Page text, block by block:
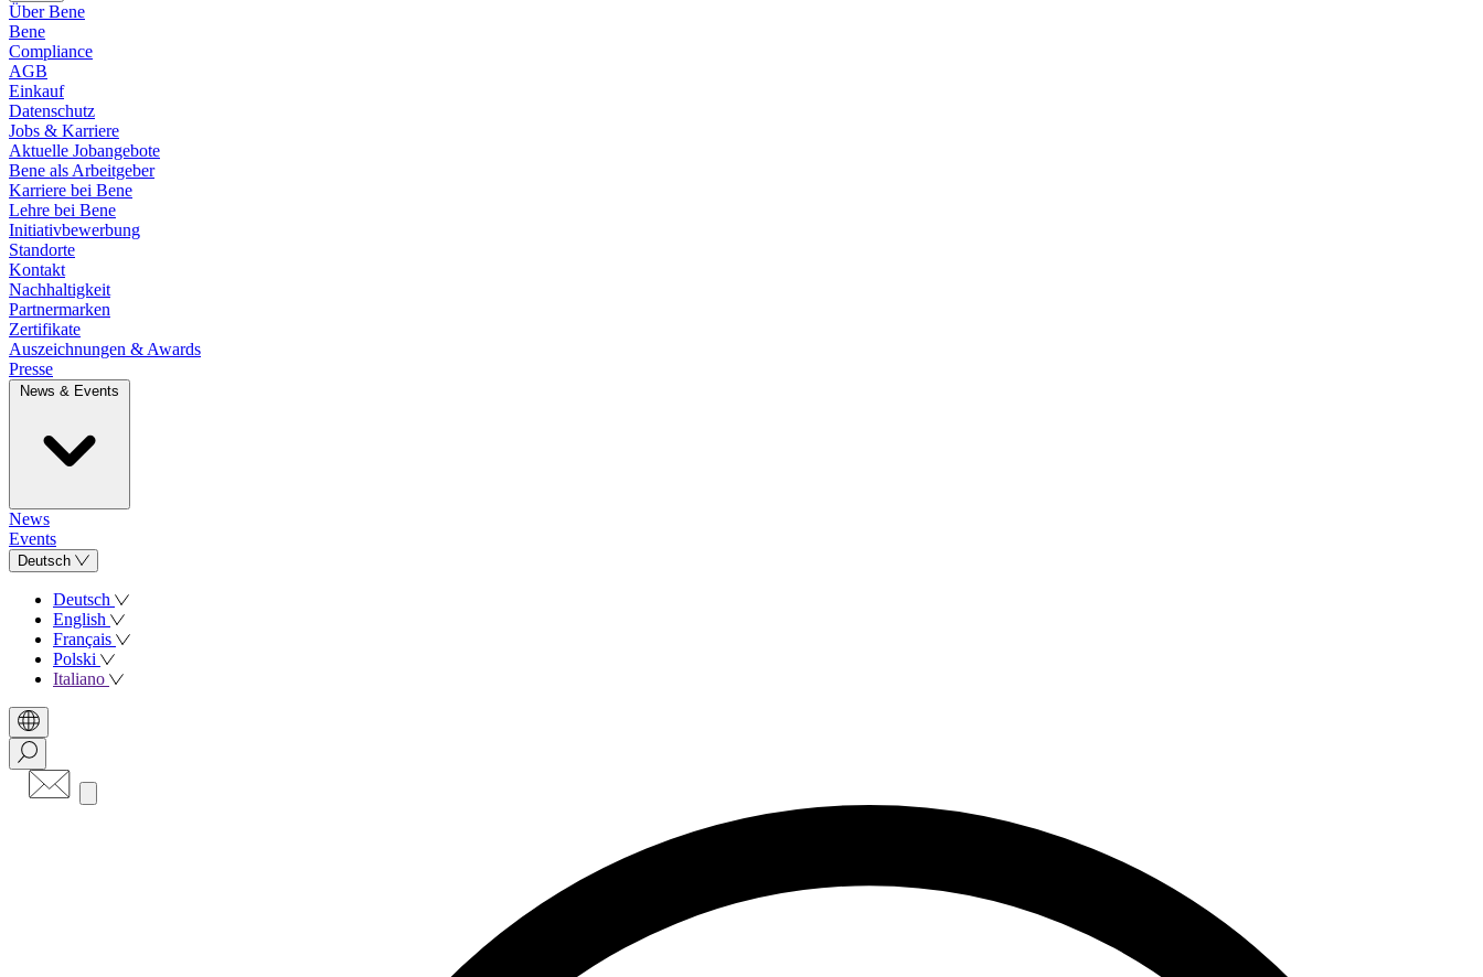
Über Bene
Bene
Compliance
AGB
Einkauf
Datenschutz
Jobs & Karriere
Aktuelle Jobangebote
Bene als Arbeitgeber
Karriere bei Bene
Lehre bei Bene
Initiativbewerbung
Standorte
Kontakt
Nachhaltigkeit
Partnermarken
Zertifikate
Auszeichnungen & Awards
Presse
News & Events
News
Events
Deutsch
Deutsch
English
Français
Polski
Italiano